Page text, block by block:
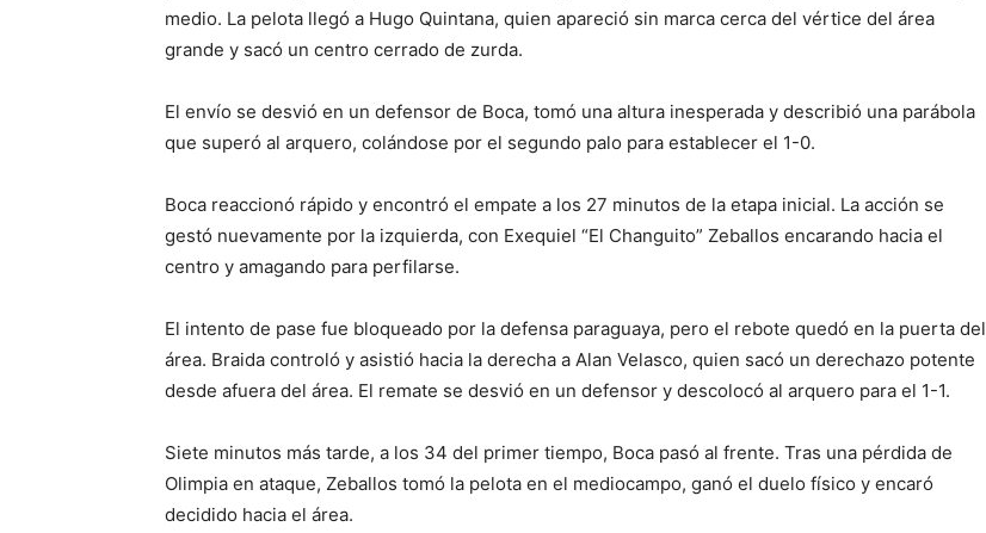
medio. La pelota llegó a Hugo Quintana, quien apareció sin marca cerca del vértice del área
grande y sacó un centro cerrado de zurda.
El envío se desvió en un defensor de Boca, tomó una altura inesperada y describió una parábola
que superó al arquero, colándose por el segundo palo para establecer el 1-0.
Boca reaccionó rápido y encontró el empate a los 27 minutos de la etapa inicial. La acción se
gestó nuevamente por la izquierda, con Exequiel “El Changuito” Zeballos encarando hacia el
centro y amagando para perfilarse.
El intento de pase fue bloqueado por la defensa paraguaya, pero el rebote quedó en la puerta del
área. Braida controló y asistió hacia la derecha a Alan Velasco, quien sacó un derechazo potente
desde afuera del área. El remate se desvió en un defensor y descolocó al arquero para el 1-1.
Siete minutos más tarde, a los 34 del primer tiempo, Boca pasó al frente. Tras una pérdida de
Olimpia en ataque, Zeballos tomó la pelota en el mediocampo, ganó el duelo físico y encaró
decidido hacia el área.